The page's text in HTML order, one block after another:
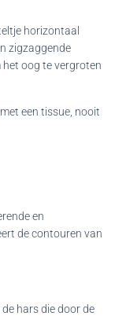
horizontaal
zigzaggende
oog te vergroten
een tissue, nooit
en
de contouren van
hars die door de